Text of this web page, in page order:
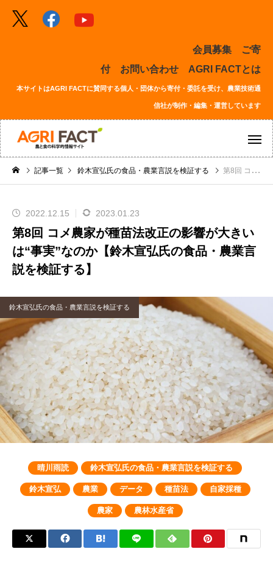
会員募集
ご寄
付
お問い合わせ AGRI FACTとは
本サイトはAGRI FACTに賛同する個人・団体から寄付・委託を受け、農業技術通
信社が制作・編集・運営しています
記事一覧 鈴木宣弘氏の食品・農業言説を検証する 第8回 コメ農家が種苗法改正の影響が大きいは“事実”なのか【鈴木宣弘氏の食品・農業言説を検証する】
2022.12.15 2023.01.23
第8回 コメ農家が種苗法改正の影響が大きい
は“事実”なのか【鈴木宣弘氏の食品・農業言
説を検証する】
鈴木宣弘氏の食品・農業言説を検証する
晴川雨読 鈴木宣弘氏の食品・農業言説を検証する
鈴木宣弘 農業 データ 種苗法 自家採種
農家 農林水産省